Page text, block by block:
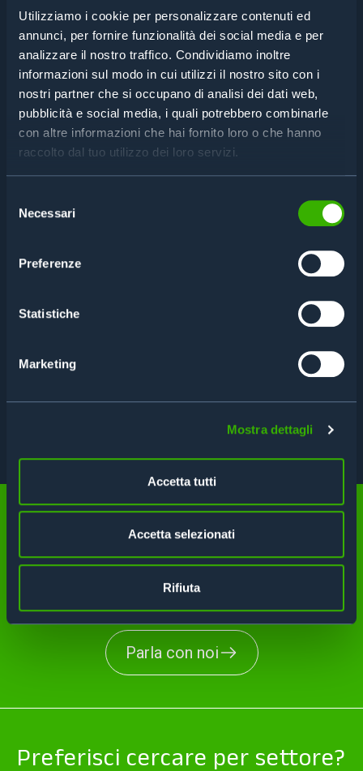
Utilizziamo i cookie per personalizzare contenuti ed
annunci, per fornire funzionalità dei social media e per
analizzare il nostro traffico. Condividiamo inoltre
informazioni sul modo in cui utilizzi il nostro sito con i
nostri partner che si occupano di analisi dei dati web,
pubblicità e social media, i quali potrebbero combinarle
con altre informazioni che hai fornito loro o che hanno
raccolto dal tuo utilizzo dei loro servizi.
delNecessari
Preferenze
Statistiche
Marketing
Mostra dettagli
Accetta tutti
Accetta selezionati
Rifiuta
Non trovi quello di cui hai
bisogno?
Parla con noi
Preferisci cercare per settore?